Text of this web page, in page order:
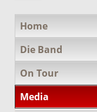
überspringen
Home
Die Band
On Tour
Media